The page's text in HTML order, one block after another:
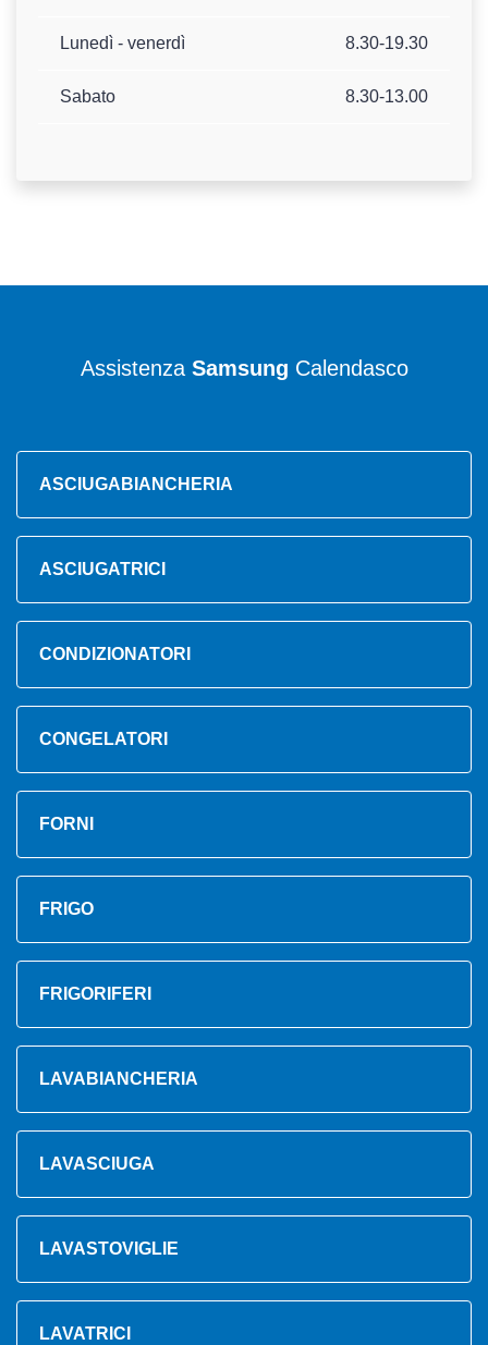
Lunedì - venerdì 8.30-19.30
Sabato 8.30-13.00
Assistenza Samsung Calendasco
ASCIUGABIANCHERIA
ASCIUGATRICI
CONDIZIONATORI
CONGELATORI
FORNI
FRIGO
FRIGORIFERI
LAVABIANCHERIA
LAVASCIUGA
LAVASTOVIGLIE
LAVATRICI